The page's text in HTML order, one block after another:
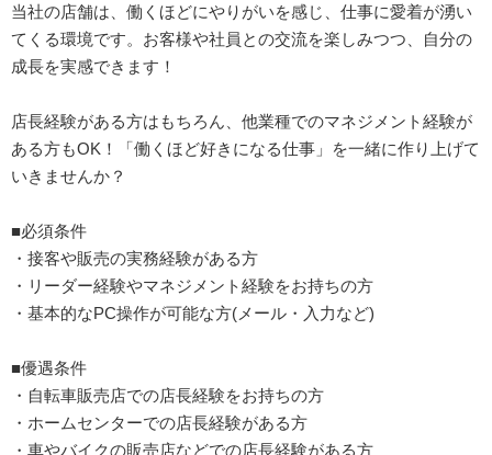
当社の店舗は、働くほどにやりがいを感じ、仕事に愛着が湧い
てくる環境です。お客様や社員との交流を楽しみつつ、自分の
成長を実感できます！
店長経験がある方はもちろん、他業種でのマネジメント経験が
ある方もOK！「働くほど好きになる仕事」を一緒に作り上げて
いきませんか？
■必須条件
・接客や販売の実務経験がある方
・リーダー経験やマネジメント経験をお持ちの方
・基本的なPC操作が可能な方(メール・入力など)
■優遇条件
・自転車販売店での店長経験をお持ちの方
・ホームセンターでの店長経験がある方
・車やバイクの販売店などでの店長経験がある方